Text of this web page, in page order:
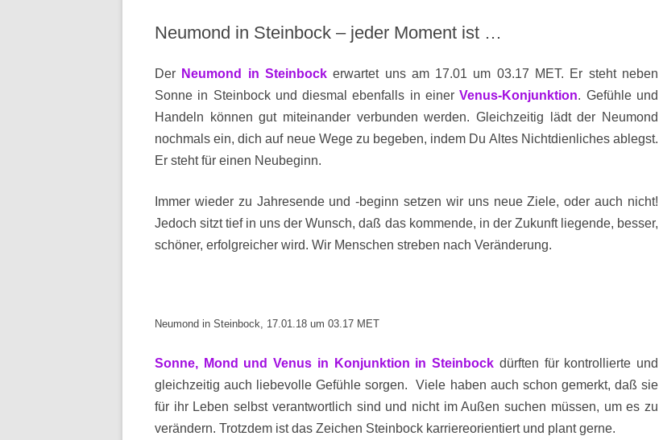
Neumond in Steinbock – jeder Moment ist …
Der Neumond in Steinbockerwartet uns am 17.01 um 03.17 MET. Er steht neben
Sonne in Steinbock und diesmal ebenfalls in einerVenus-Konjunktion. Gefühle und
Handeln können gut miteinander verbunden werden. Gleichzeitig lädt der Neumond
nochmals ein, dich auf neue Wege zu begeben, indem Du Altes Nichtdienliches ablegst.
Er steht für einen Neubeginn.
Immer wieder zu Jahresende und -beginn setzen wir uns neue Ziele, oder auch nicht!
Jedoch sitzt tief in uns der Wunsch, daß das kommende, in der Zukunft liegende, besser,
schöner, erfolgreicher wird. Wir Menschen streben nach Veränderung.
Neumond in Steinbock, 17.01.18 um 03.17 MET
Sonne, Mond und Venus in Konjunktion in Steinbock dürften für kontrollierte und
gleichzeitig auch liebevolle Gefühle sorgen. Viele haben auch schon gemerkt, daß sie
für ihr Leben selbst verantwortlich sind und nicht im Außen suchen müssen, um es zu
verändern. Trotzdem ist das Zeichen Steinbock karriereorientiert und plant gerne.